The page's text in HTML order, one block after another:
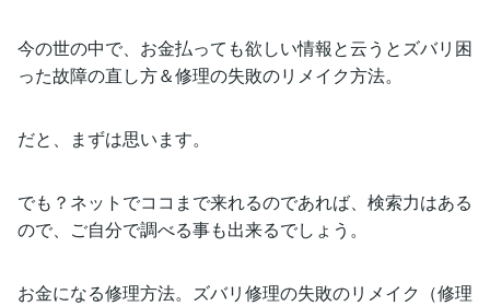
今の世の中で、お金払っても欲しい情報と云うとズバリ困
った故障の直し方＆修理の失敗のリメイク方法。
だと、まずは思います。
でも？ネットでココまで来れるのであれば、検索力はある
ので、ご自分で調べる事も出来るでしょう。
お金になる修理方法。ズバリ修理の失敗のリメイク（修理